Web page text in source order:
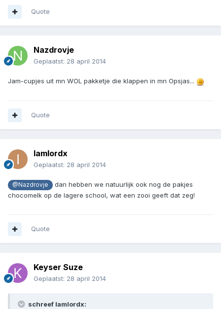
Quote
Nazdrovje
Geplaatst: 28 april 2014
Jam-cupjes uit mn WOL pakketje die klappen in mn Opsjas...
Quote
Iamlordx
Geplaatst: 28 april 2014
@Nazdrovje
dan hebben we natuurlijk ook nog de pakjes
chocomelk op de lagere school, wat een zooi geeft dat zeg!
Quote
Keyser Suze
Geplaatst: 28 april 2014
schreef Iamlordx: